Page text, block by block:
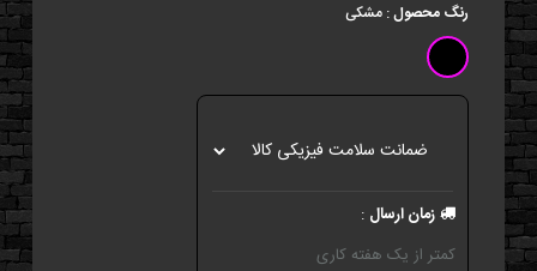
رنگ محصول: مشکی
زمان ارسال :
کمتر از یک هفته کاری